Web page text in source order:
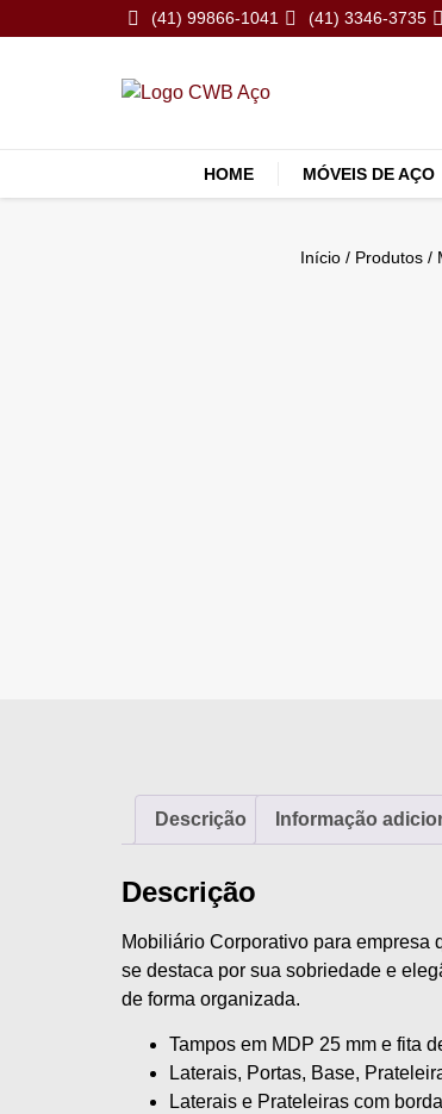
(41) 99866-1041 (41) 3346-3735
HOME MÓVEIS DE AÇO
Início / Produtos /
Descrição Informação
Descrição
Mobiliário Corporativo para empresa
se destaca por sua sobriedade e
de forma organizada.
Tampos em MDP 25 mm e fita
Laterais, Portas, Base,
Laterais e Prateleiras com